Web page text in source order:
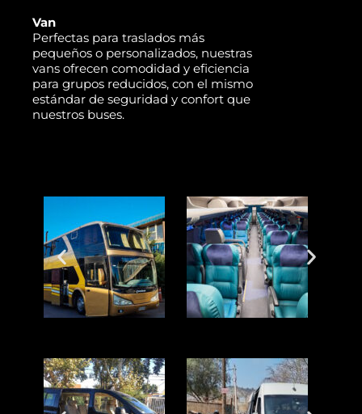
Van
Perfectas para traslados más
pequeños o personalizados, nuestras
vans ofrecen comodidad y eficiencia
para grupos reducidos, con el mismo
estándar de seguridad y confort que
nuestros buses.